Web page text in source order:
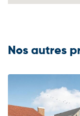
Nos autres